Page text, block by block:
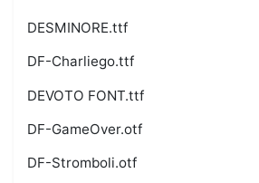
DESMINORE.ttf
DF-Charliego.ttf
DEVOTO FONT.ttf
DF-GameOver.otf
DF-Stromboli.otf